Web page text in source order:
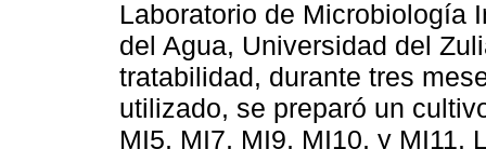
Laboratorio de Microbiología
del Agua, Universidad del
tratabilidad, durante tres
utilizado, se preparó un
MI5, MI7, MI9, MI10, y MI11.